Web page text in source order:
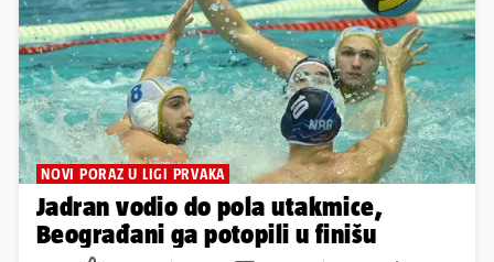
NOVI PORAZ U LIGI PRVAKA
Jadran vodio do pola utakmice,
Beograđani ga potopili u finišu